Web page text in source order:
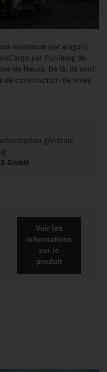
maximum par wagon)
par l’Unimog de
de Neuss. De là, ils sont
de construction de voies
générale
:
GmbH
Voir les
informations
sur le
produit